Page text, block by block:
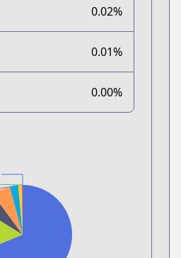
0.02%
0.01%
0.00%